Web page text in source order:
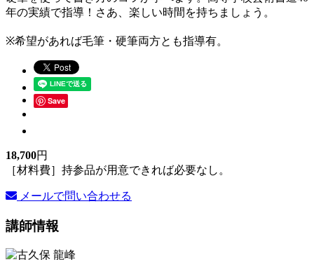
年の実績で指導！さあ、楽しい時間を持ちましょう。
※希望があれば毛筆・硬筆両方とも指導有。
Save
18,700円
［材料費］持参品が用意できれば必要なし。
メールで問い合わせる
講師情報